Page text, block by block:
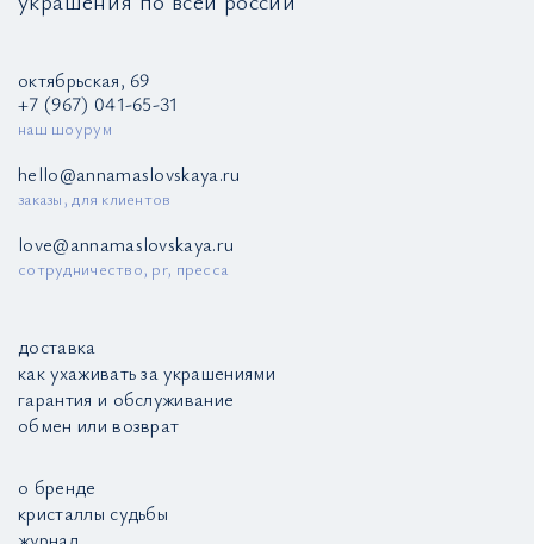
октябрьская, 69
+7 (967) 041-65-31
наш шоурум
hello@annamaslovskaya.ru
заказы, для клиентов
love@annamaslovskaya.ru
сотрудничество, pr, пресса
доставка
как ухаживать за украшениями
гарантия и обслуживание
обмен или возврат
о бренде
кристаллы судьбы